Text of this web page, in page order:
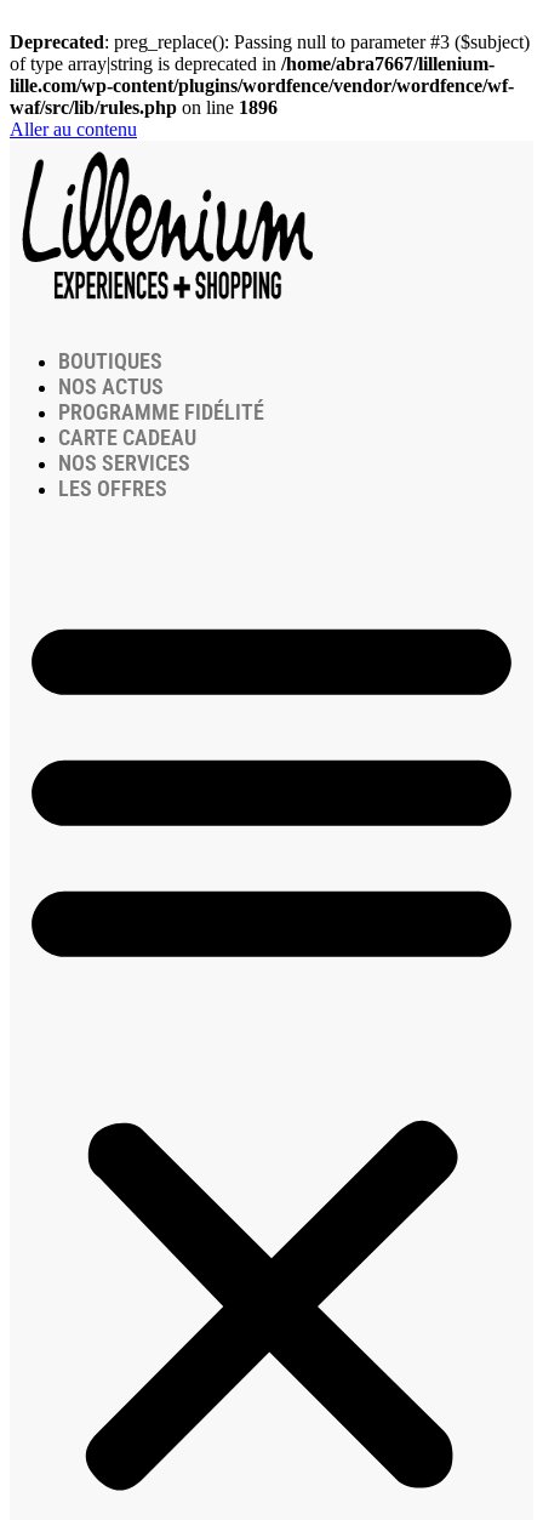
Deprecated: preg_replace(): Passing null to parameter #3 ($subject)
of type array|string is deprecated in /home/abra7667/lillenium-
lille.com/wp-content/plugins/wordfence/vendor/wordfence/wf-
waf/src/lib/rules.php on line 1896
Aller au contenu
BOUTIQUES
NOS ACTUS
PROGRAMME FIDÉLITÉ
CARTE CADEAU
NOS SERVICES
LES OFFRES